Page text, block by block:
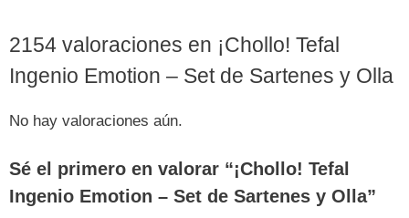
2154 valoraciones en ¡Chollo! Tefal
Ingenio Emotion – Set de Sartenes y Olla
No hay valoraciones aún.
Sé el primero en valorar “¡Chollo! Tefal
Ingenio Emotion – Set de Sartenes y Olla”